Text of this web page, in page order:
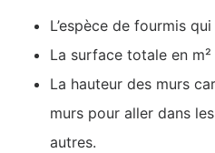
L’espèce de fourmis
La surface totale en
La hauteur des murs
murs pour aller dans
autres.